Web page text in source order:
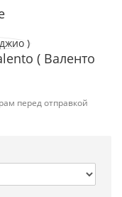
( Валенто
перед отправкой